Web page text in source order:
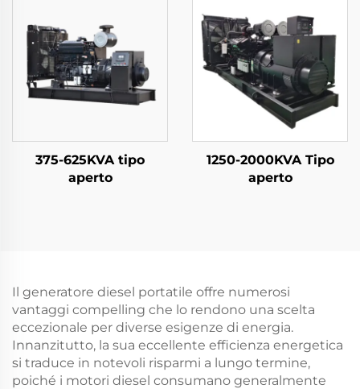
375-625KVA tipo
aperto
1250-2000KVA Tipo
aperto
Il generatore diesel portatile offre numerosi
vantaggi compelling che lo rendono una scelta
eccezionale per diverse esigenze di energia.
Innanzitutto, la sua eccellente efficienza energetica
si traduce in notevoli risparmi a lungo termine,
poiché i motori diesel consumano generalmente